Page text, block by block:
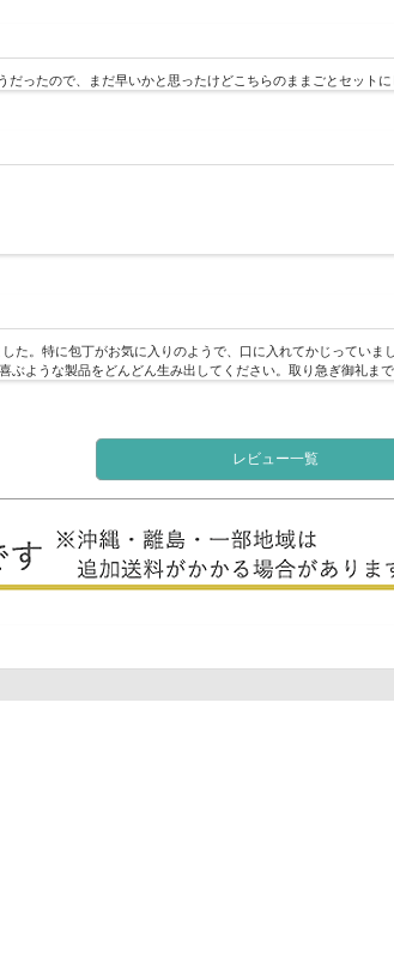
ったので、まだ早いかと思ったけどこちらのままごとセット
た。特に包丁がお気に入りのようで、口に入れてかじって
ような製品をどんどん生み出してください。取り急ぎ御礼まで
レビュー一覧